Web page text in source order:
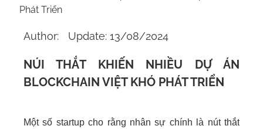
Phát Triển
Author: Update: 13/08/2024
NÚI THẮT KHIẾN NHIỀU DỰ ÁN
BLOCKCHAIN VIỆT KHÓ PHÁT TRIỂN
Một số startup cho rằng nhân sự chính là nút thắt
GỬI YÊU CẦU